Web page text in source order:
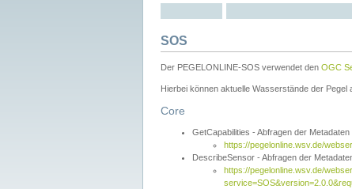
SOS
Der PEGELONLINE-SOS verwendet den OGC
Hierbei können aktuelle Wasserstände der
Core
GetCapabilities - Abfragen der
https://pegelonline.wsv.de/
DescribeSensor - Abfragen der
https://pegelonline.wsv.de/